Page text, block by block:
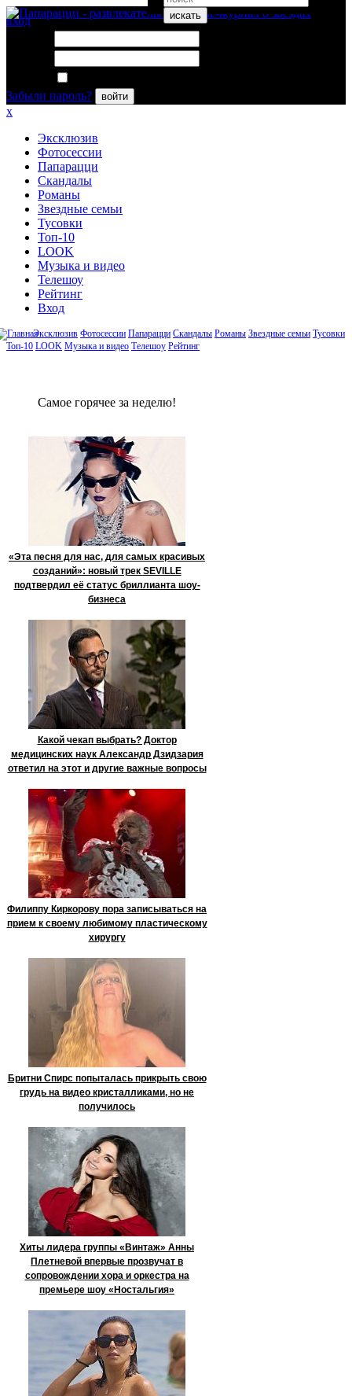
искать
вход
Забыли пароль?
войти
x
Эксклюзив
Фотосессии
Папарацци
Скандалы
Романы
Звездные семьи
Тусовки
Топ-10
LOOK
Музыка и видео
Телешоу
Рейтинг
Вход
Эксклюзив Фотосессии Папарацци Скандалы Романы Звездные семьи Тусовки
Топ-10 LOOK Музыка и видео Телешоу Рейтинг
Сaмое гoрячее за неделю!
«Эта песня для нас, для самых красивых
созданий»: новый трек SEVILLE
подтвердил её статус бриллианта шоу-
бизнеса
Какой чекап выбрать? Доктор
медицинских наук Александр Дзидзария
ответил на этот и другие важные вопросы
Филиппу Киркорову пора записываться на
прием к своему любимому пластическому
хирургу
Бритни Спирс попыталась прикрыть свою
грудь на видео кристалликами, но не
получилось
Хиты лидера группы «Винтаж» Анны
Плетневой впервые прозвучат в
сопровождении хора и оркестра на
премьере шоу «Ностальгия»